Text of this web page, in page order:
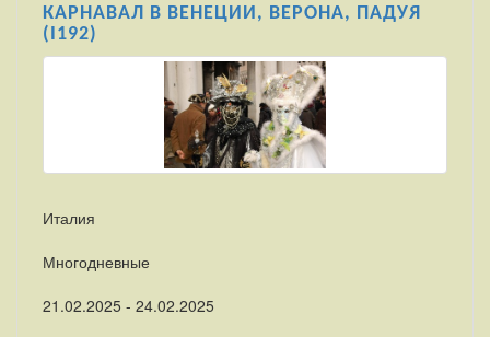
КАРНАВАЛ В ВЕНЕЦИИ, ВЕРОНА, ПАДУЯ
(I192)
Италия
Многодневные
21.02.2025 - 24.02.2025